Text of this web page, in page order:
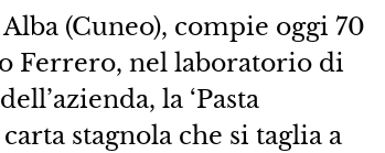
(Cuneo), compie oggi 70
Ferrero, nel laboratorio di
la ‘Pasta
stagnola che si taglia a